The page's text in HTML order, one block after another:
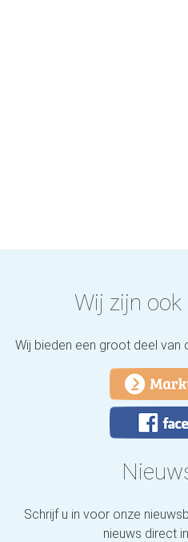
Wij zijn ook
Wij bieden een groot deel
Schrijf u in voor onze
nieuws direct